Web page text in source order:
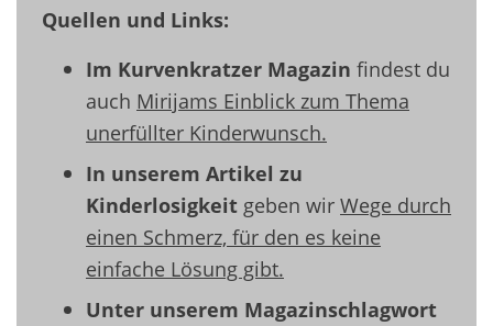
Quellen und Links:
Im Kurvenkratzer Magazin findest du
auch Mirijams Einblick zum Thema
unerfüllter Kinderwunsch.
In unserem Artikel zu
Kinderlosigkeit geben wir Wege durch
einen Schmerz, für den es keine
einfache Lösung gibt.
Unter unserem Magazinschlagwort